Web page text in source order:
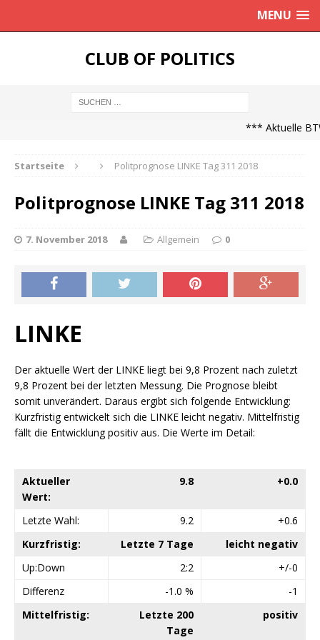
MENU
CLUB OF POLITICS
*** Aktuelle
Startseite Politprognose LINKE Tag 311 2018
Politprognose LINKE Tag 311 2018
7. November 2018 Allgemein 0
LINKE
Der aktuelle Wert der LINKE liegt bei 9,8 Prozent nach zuletzt
9,8 Prozent bei der letzten Messung. Die Prognose bleibt
somit unverändert. Daraus ergibt sich folgende Entwicklung:
Kurzfristig entwickelt sich die LINKE leicht negativ. Mittelfristig
fällt die Entwicklung positiv aus. Die Werte im Detail:
Aktueller
Wert:
9.8 +0.0
Letzte Wahl: 9.2
+0.6
Kurzfristig:
Letzte 7 Tage
leicht negativ
Up:Down
2:2
+/-0
Differenz
-1.0 %
-1
Mittelfristig:
Letzte 200
Tage
positiv